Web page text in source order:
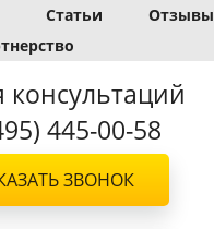
Статьи Отзывы
445-00-58
ЗВОНОК